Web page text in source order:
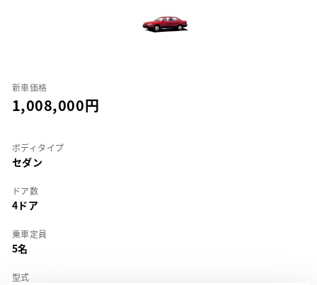
新車価格
1,008,000
ボディタイプ
セダン
ドア数
4ドア
乗車定員
5名
型式